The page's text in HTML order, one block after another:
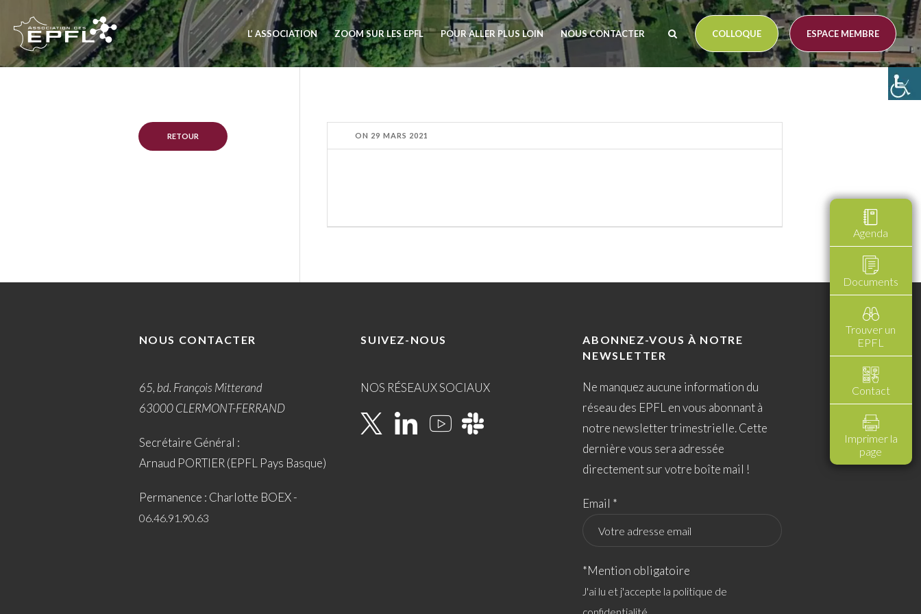
COLLOQUE ESPACE MEMBRE
L’ ASSOCIATION ZOOM SUR LES EPFL POUR ALLER PLUS LOIN NOUS CONTACTER
Agenda
Documents
Trouver un
EPFL
Contact
Imprimer la
page
ON 29 MARS 2021
RETOUR
NOUS CONTACTER
65, bd. François Mitterand
63000 CLERMONT-FERRAND
Secrétaire Général :
Arnaud PORTIER (EPFL Pays Basque)
Permanence : Charlotte BOEX -
06.46.91.90.63
SUIVEZ-NOUS
NOS RÉSEAUX SOCIAUX
ABONNEZ-VOUS À NOTRE
NEWSLETTER
Ne manquez aucune information du
réseau des EPFL en vous abonnant à
notre newsletter trimestrielle. Cette
dernière vous sera adressée
directement sur votre boîte mail !
Email *
*Mention obligatoire
J'ai lu et j'accepte la politique de